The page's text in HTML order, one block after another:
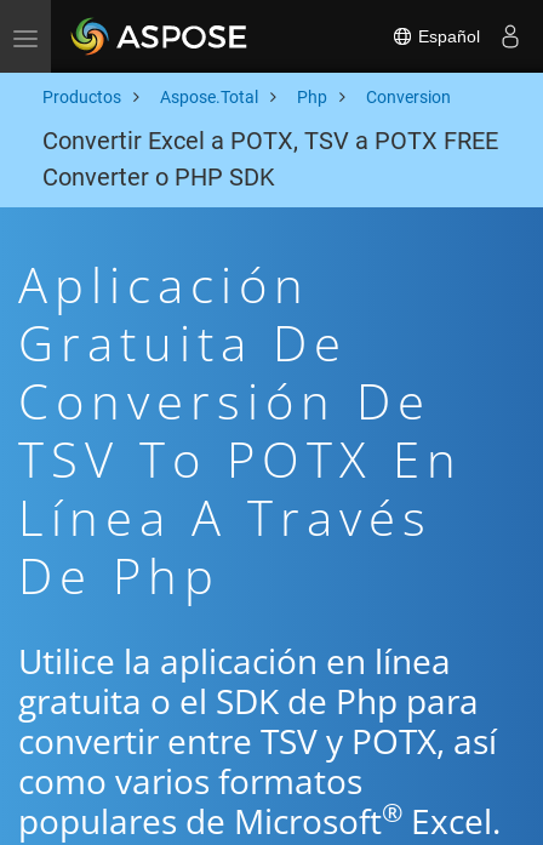
Toggle navigation Español
Productos Aspose.Total Php Conversion
Convertir Excel a POTX, TSV a POTX FREE
Converter o PHP SDK
Aplicación
Gratuita De
Conversión De
TSV To POTX En
Línea A Través
De Php
Utilice la aplicación en línea
gratuita o el SDK de Php para
convertir entre TSV y POTX, así
como varios formatos
populares de Microsoft® Excel.